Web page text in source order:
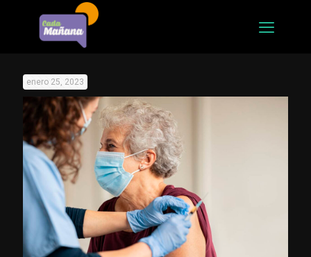
enero 25, 2023